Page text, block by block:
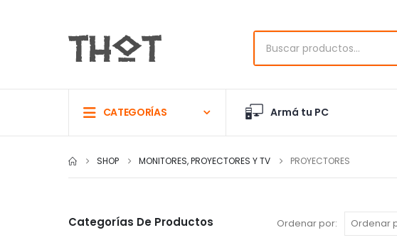
CATEGORÍAS Armá tu PC
SHOP MONITORES, PROYECTORES Y TV PROYECTORES
Ordenar por:
Categorías De Productos